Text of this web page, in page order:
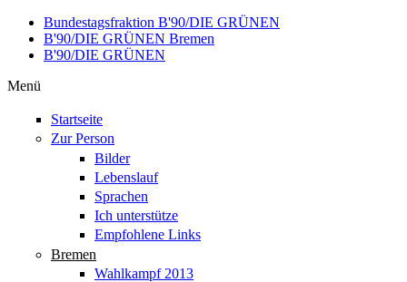
Direkt zum Inhalt
Bundestagsfraktion B'90/DIE GRÜNEN
B'90/DIE GRÜNEN Bremen
B'90/DIE GRÜNEN
Menü
Startseite
Zur Person
Bilder
Lebenslauf
Sprachen
Ich unterstütze
Empfohlene Links
Bremen
Wahlkampf 2013